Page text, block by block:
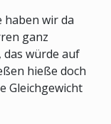
haben wir da
ganz
das würde auf
hieße doch
Gleichgewicht